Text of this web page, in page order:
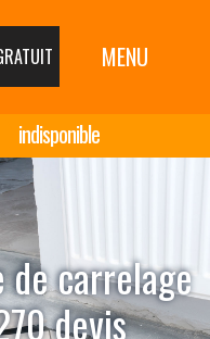
MENU
indisponible
de carrelage
devis